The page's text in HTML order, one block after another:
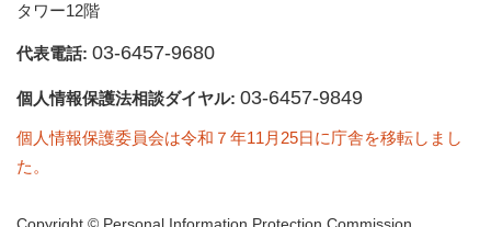
タワー12階
代表電話: 03-6457-9680
個人情報保護法相談ダイヤル: 03-6457-9849
個人情報保護委員会は令和７年11月25日に庁舎を移転しまし
た。